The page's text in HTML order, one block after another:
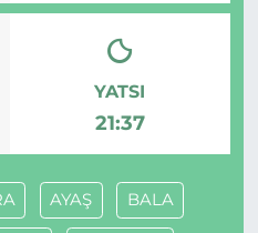
YATSI
21:37
AYAŞ BALA